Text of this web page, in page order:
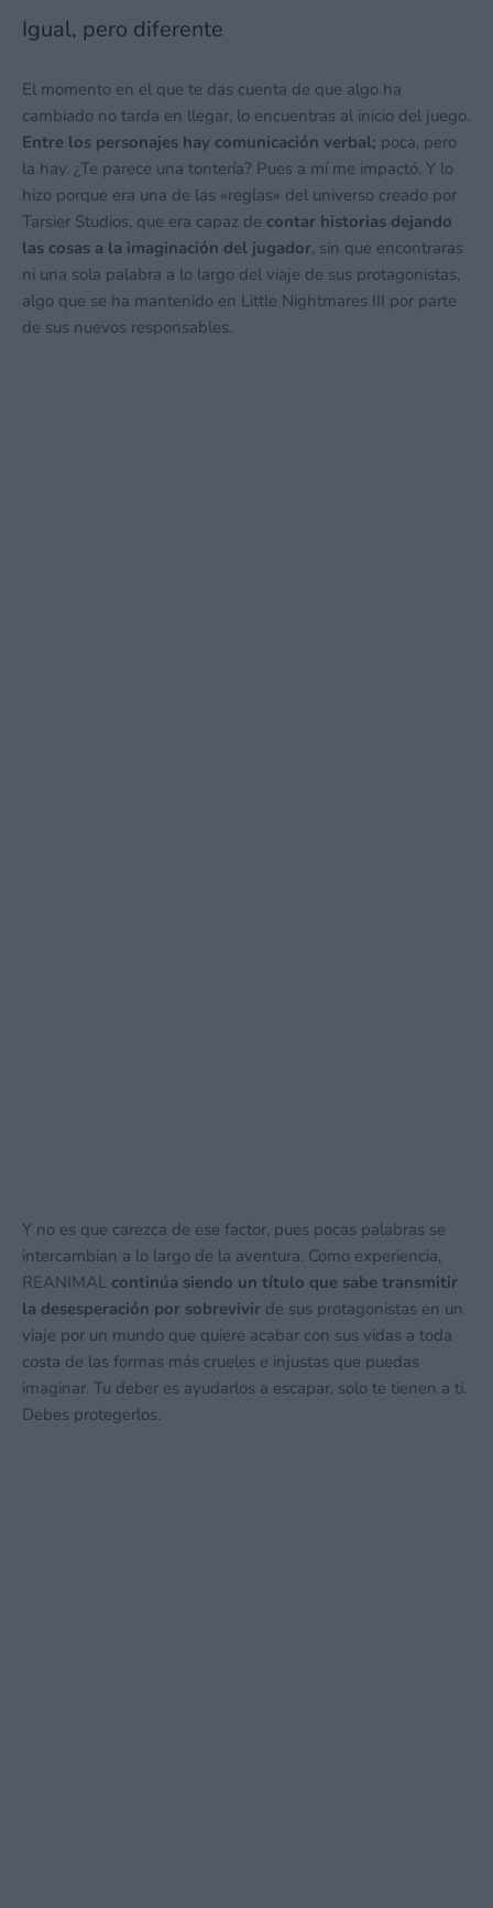
Igual, pero diferente
El momento en el que te das cuenta de que algo ha
cambiado no tarda en llegar, lo encuentras al inicio del juego.
Entre los personajes hay comunicación verbal; poca, pero
la hay. ¿Te parece una tontería? Pues a mí me impactó. Y lo
hizo porque era una de las «reglas» del universo creado por
Tarsier Studios, que era capaz de contar historias dejando
las cosas a la imaginación del jugador, sin que encontraras
ni una sola palabra a lo largo del viaje de sus protagonistas,
algo que se ha mantenido en Little Nightmares III por parte
de sus nuevos responsables.
Y no es que carezca de ese factor, pues pocas palabras se
intercambian a lo largo de la aventura. Como experiencia,
REANIMAL continúa siendo un título que sabe transmitir
la desesperación por sobrevivir de sus protagonistas en un
viaje por un mundo que quiere acabar con sus vidas a toda
costa de las formas más crueles e injustas que puedas
imaginar. Tu deber es ayudarlos a escapar, solo te tienen a ti.
Debes protegerlos.